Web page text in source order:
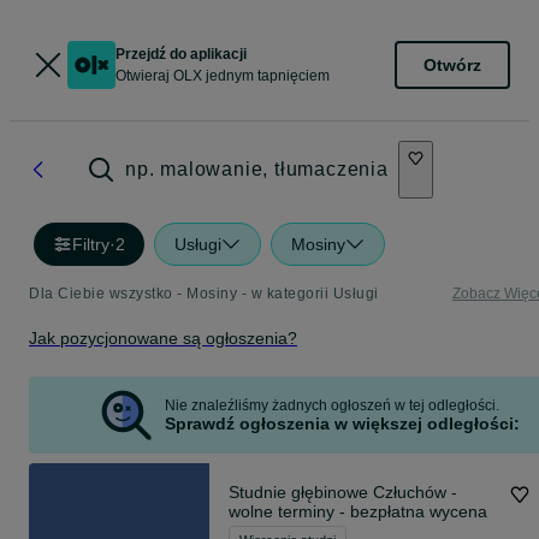
Przejdź do aplikacji
Otwieraj OLX jednym tapnięciem
Otwórz
np. malowanie, tłumaczenia
Filtry·2 Usługi Mosiny
Dla Ciebie wszystko - Mosiny - w kategorii Usługi Zobacz
Jak pozycjonowane są ogłoszenia?
Nie znaleźliśmy żadnych ogłoszeń w tej odległości.
Sprawdź ogłoszenia w większej odległości:
Studnie głębinowe Człuchów -
wolne terminy - bezpłatna wycena